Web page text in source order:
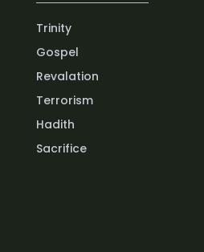
Trinity
Gospel
Revalation
Terrorism
Hadith
Sacrifice